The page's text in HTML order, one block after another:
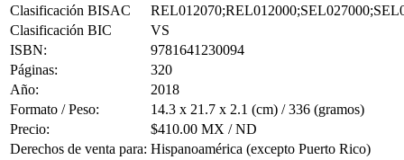
Clasificación BISAC
Clasificación BIC
VS
ISBN:
9781641230094
Páginas:
320
Año:
2018
Formato / Peso:
14.3 x 21.7 x 2.1 (cm) / 336 (gramos)
Precio:
$410.00 MX / ND
Derechos de venta para: Hispanoamérica (excepto Puerto Rico)